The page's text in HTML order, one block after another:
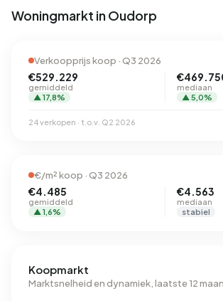
Woningmarkt in Oudorp
Verkoopprijs koop · Q3 2026
€529.229
gemiddeld
▲ 17,8%
mediaan
▲ 5,0%
24 verkopen · t.o.v. Q2 2026
€/m² koop · Q3 2026
€4.485
gemiddeld
▲ 1,6%
€4.563
mediaan
stabiel
Koopmarkt
Marktsnelheid en dynamiek, laatste 12